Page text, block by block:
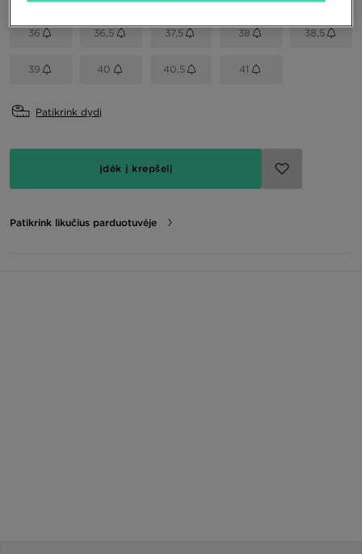
36 36,5 37,5 38 38,5
39 40 40,5 41
Patikrink dydį
Įdėk į krepšelį
Patikrink likučius parduotuvėje